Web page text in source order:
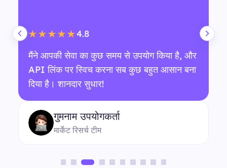
★★★★★4.8
मैंने आपकी सेवा का कुछ समय से उपयोग किया है, और
API लिंक पर स्विच करना सब कुछ बहुत आसान बना
दिया है। शानदार सुधार!
गुमनाम उपयोगकर्ता
मार्केट रिसर्च टीम